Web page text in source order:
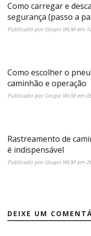
Como carregar e
segurança (passo a
Publicado porGrupo WLMem
Como escolher o
caminhão e operação
Publicado porGrupo WLMem
Rastreamento de
é indispensável
Publicado porGrupo WLMem
DEIXE UM